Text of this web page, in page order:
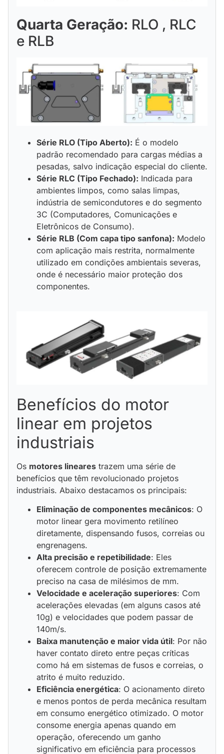
Quarta Geração: RLO , RLC
e RLB
Série RLO (Tipo Aberto): É o modelo
padrão recomendado para cargas médias a
pesadas, salvo indicação especial do cliente.
Série RLC (Tipo Fechado): Indicada para
ambientes limpos, como salas limpas,
indústria de semicondutores e do segmento
3C (Computadores, Comunicações e
Eletrônicos de Consumo).
Série RLB (Com capa tipo sanfona): Modelo
com aplicação mais restrita, normalmente
utilizado em condições ambientais severas,
onde é necessário maior proteção dos
componentes.
Benefícios do motor
linear em projetos
industriais
Os motores lineares trazem uma série de
benefícios que têm revolucionado projetos
industriais. Abaixo destacamos os principais:
Eliminação de componentes mecânicos: O
motor linear gera movimento retilíneo
diretamente, dispensando fusos, correias ou
engrenagens.
Alta precisão e repetibilidade: Eles
oferecem controle de posição extremamente
preciso na casa de milésimos de mm.
Velocidade e aceleração superiores: Com
acelerações elevadas (em alguns casos até
10g) e velocidades que podem passar de
140m/s.
Baixa manutenção e maior vida útil: Por não
haver contato direto entre peças críticas
como há em sistemas de fusos e correias, o
atrito é muito reduzido.
Eficiência energética: O acionamento direto
e menos pontos de perda mecânica resultam
em consumo energético otimizado. O motor
consome energia apenas quando em
operação, oferecendo um ganho
significativo em eficiência para processos